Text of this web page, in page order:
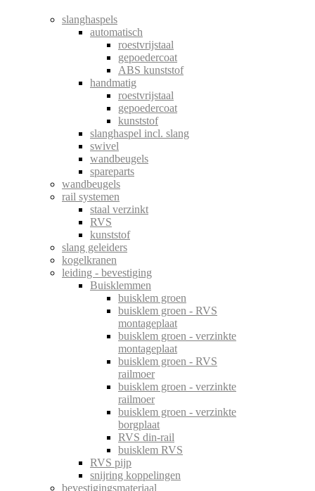
slanghaspels
automatisch
roestvrijstaal
gepoedercoat
ABS kunststof
handmatig
roestvrijstaal
gepoedercoat
kunststof
slanghaspel incl. slang
swivel
wandbeugels
spareparts
wandbeugels
rail systemen
staal verzinkt
RVS
kunststof
slang geleiders
kogelkranen
leiding - bevestiging
Buisklemmen
buisklem groen
buisklem groen - RVS
montageplaat
buisklem groen - verzinkte
montageplaat
buisklem groen - RVS
railmoer
buisklem groen - verzinkte
railmoer
buisklem groen - verzinkte
borgplaat
RVS din-rail
buisklem RVS
RVS pijp
snijring koppelingen
bevestigingsmateriaal